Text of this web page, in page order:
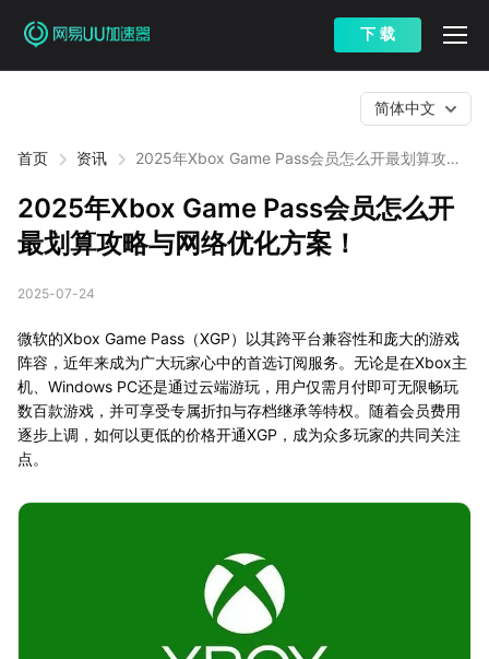
下 载
首页 资讯
2025年Xbox Game Pass会员怎么开最划算攻略
简体中文
2025年Xbox Game Pass会员怎么开
最划算攻略与网络优化方案！
2025-07-24
微软的Xbox Game Pass（XGP）以其跨平台兼容性和庞大的游戏
阵容，近年来成为广大玩家心中的首选订阅服务。无论是在Xbox主
机、Windows PC还是通过云端游玩，用户仅需月付即可无限畅玩
数百款游戏，并可享受专属折扣与存档继承等特权。随着会员费用
逐步上调，如何以更低的价格开通XGP，成为众多玩家的共同关注
点。